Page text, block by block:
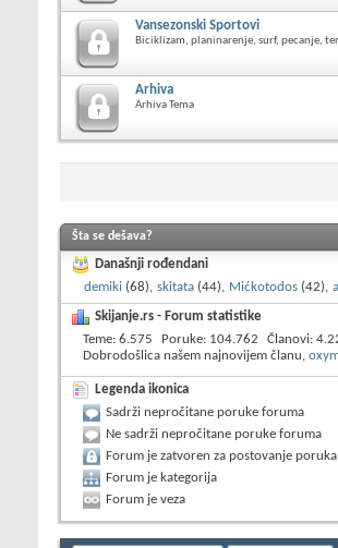
Vansezonski Sportovi
Biciklizam, planinarenje, surf, pecanje,
Arhiva
Arhiva Tema
Šta se dešava?
Današnji rođendani
demiki (68), skitata (44), Mićkotodos (42),
Skijanje.rs - Forum statistike
Teme 6.575 Poruke 104.762 Članovi
Dobrodošlica našem najnovijem članu,
Legenda ikonica
Sadrži nepročitane poruke foruma
Ne sadrži nepročitane poruke foruma
Forum je zatvoren za postovanje poruka
Forum je kategorija
Forum je veza